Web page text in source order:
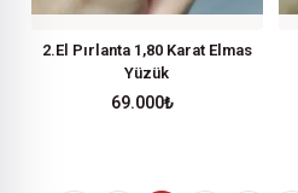
2.El Pırlanta 1,80 Karat Elmas
Yüzük
69.000₺